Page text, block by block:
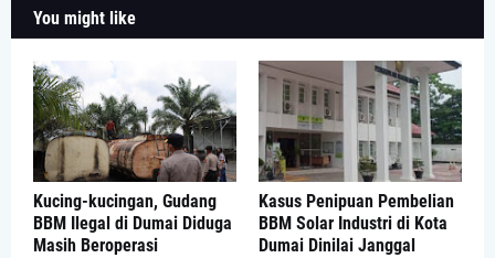
You might like
Kucing-kucingan, Gudang
BBM Ilegal di Dumai Diduga
Masih Beroperasi
Kasus Penipuan Pembelian
BBM Solar Industri di Kota
Dumai Dinilai Janggal